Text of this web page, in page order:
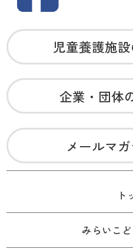
児童養護施
企業・団体
メールマ
ト
みらいこ